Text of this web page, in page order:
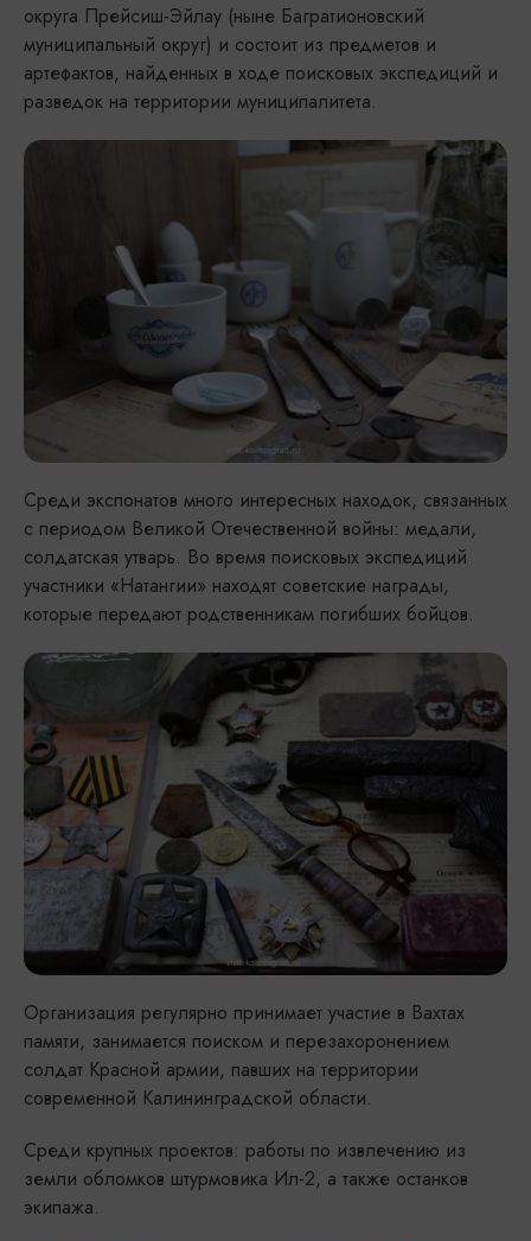
округа Прейсиш-Эйлау (ныне Багратионовский
муниципальный округ) и состоит из предметов и
артефактов, найденных в ходе поисковых экспедиций и
разведок на территории муниципалитета.
Среди экспонатов много интересных находок, связанных
с периодом Великой Отечественной войны: медали,
солдатская утварь. Во время поисковых экспедиций
участники «Натангии» находят советские награды,
которые передают родственникам погибших бойцов.
Организация регулярно принимает участие в Вахтах
памяти, занимается поиском и перезахоронением
солдат Красной армии, павших на территории
современной Калининградской области.
Среди крупных проектов: работы по извлечению из
земли обломков штурмовика Ил-2, а также останков
экипажа.